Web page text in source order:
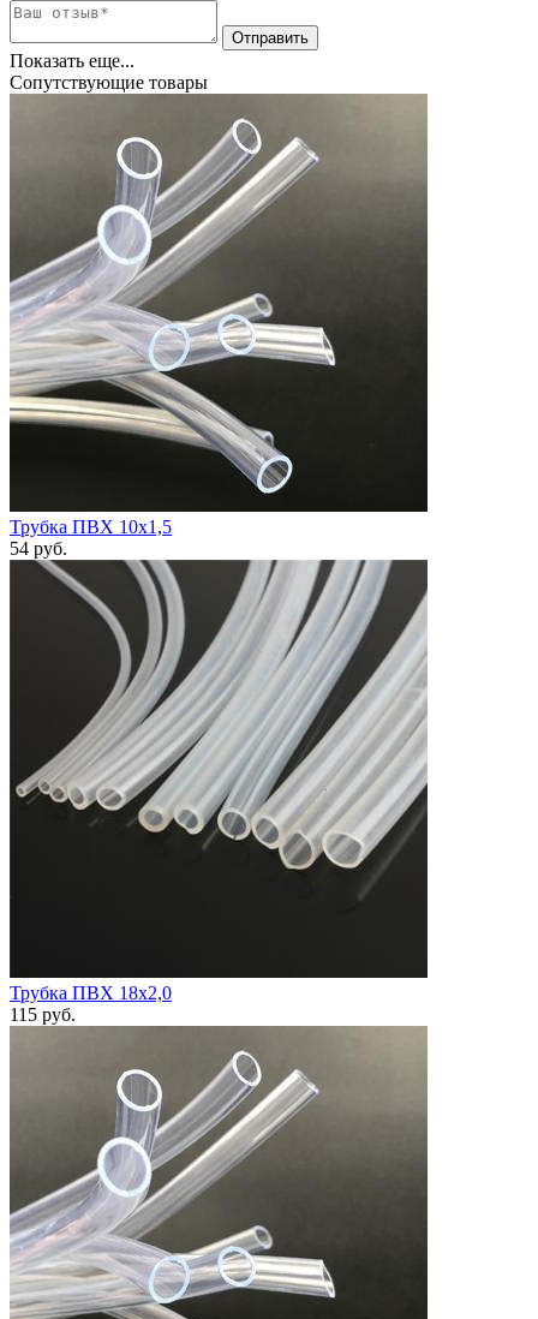
Показать еще...
Сопутствующие товары
Трубка ПВХ 10х1,5
54 руб.
Трубка ПВХ 18х2,0
115 руб.